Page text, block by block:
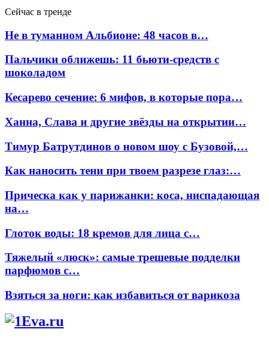
Сейчас в тренде
Не в туманном Альбионе: 48 часов в…
Пальчики оближешь: 11 бьюти-средств с
шоколадом
Кесарево сечение: 6 мифов, в которые пора…
Ханна, Слава и другие звёзды на открытии…
Тимур Батрутдинов о новом шоу с Бузовой,…
Как наносить тени при твоем разрезе глаз:…
Прическа как у парижанки: коса, ниспадающая
на…
Глоток воды: 18 кремов для лица с…
Тяжелый «люск»: самые трешевые подделки
парфюмов с…
Взяться за ноги: как избавиться от варикоза